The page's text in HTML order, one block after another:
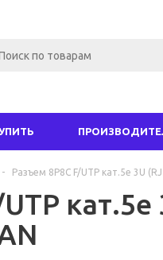
- Разъем 8P8C F/UTP кат.5е 3U